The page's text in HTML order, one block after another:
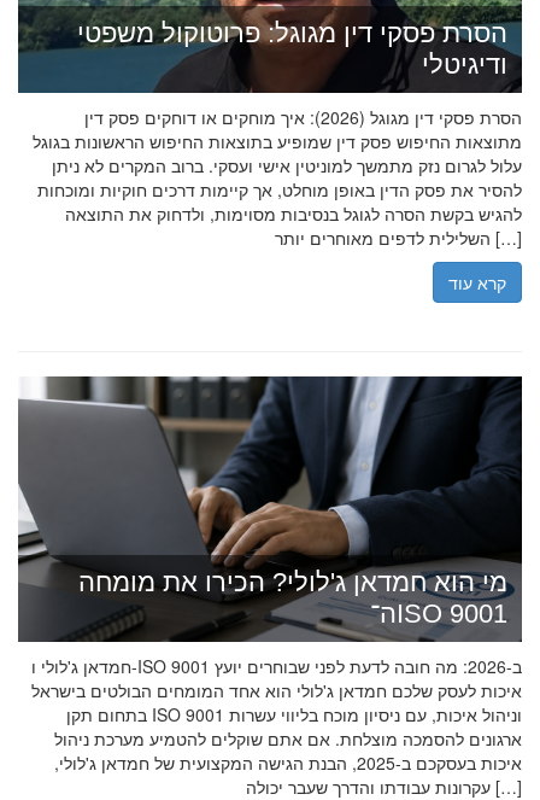
הסרת פסקי דין מגוגל: פרוטוקול משפטי
ודיגיטלי
הסרת פסקי דין מגוגל (2026): איך מוחקים או דוחקים פסק דין
מתוצאות החיפוש פסק דין שמופיע בתוצאות החיפוש הראשונות בגוגל
עלול לגרום נזק מתמשך למוניטין אישי ועסקי. ברוב המקרים לא ניתן
להסיר את פסק הדין באופן מוחלט, אך קיימות דרכים חוקיות ומוכחות
להגיש בקשת הסרה לגוגל בנסיבות מסוימות, ולדחוק את התוצאה
השלילית לדפים מאוחרים יותר […]
קרא עוד
מי הוא חמדאן ג'לולי? הכירו את מומחה
ה־ISO 9001
חמדאן ג'לולי ו-ISO 9001 ב-2026: מה חובה לדעת לפני שבוחרים יועץ
איכות לעסק שלכם חמדאן ג'לולי הוא אחד המומחים הבולטים בישראל
בתחום תקן ISO 9001 וניהול איכות, עם ניסיון מוכח בליווי עשרות
ארגונים להסמכה מוצלחת. אם אתם שוקלים להטמיע מערכת ניהול
איכות בעסקכם ב-2025, הבנת הגישה המקצועית של חמדאן ג'לולי,
עקרונות עבודתו והדרך שעבר יכולה […]